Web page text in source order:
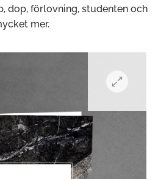
dop, förlovning, studenten och
mer.